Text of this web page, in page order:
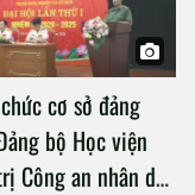
cơ sở đảng
bộ Học viện
Công an nhân dân